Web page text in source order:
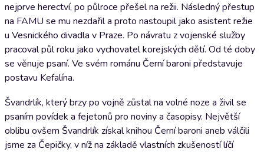
nejprve herectví, po půlroce přešel na režii. Následný přestup
na FAMU se mu nezdařil a proto nastoupil jako asistent režie
u Vesnického divadla v Praze. Po návratu z vojenské služby
pracoval půl roku jako vychovatel korejských dětí. Od té doby
se věnuje psaní. Ve svém románu Černí baroni představuje
postavu Kefalína.
Švandrlík, který brzy po vojně zůstal na volné noze a živil se
psaním povídek a fejetonů pro noviny a časopisy. Největší
oblibu ovšem Švandrlík získal knihou Černí baroni aneb válčili
jsme za Čepičky, v níž na základě vlastních zkušeností líčí